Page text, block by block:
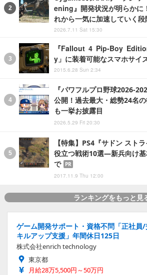
ening』開発状況が明らかに
れから一気に加速していく段
2026.7.11 Sat 15:30
『Fallout 4 Pip-Boy
y」に装着可能なスマホサイ
2015.6.28 Sun 2:34
『パワフルプロ野球2026-
公開！過去最大・総勢24名
も一挙お披露目
2026.5.29 Fri 20:30
【特集】PS4『サドン スト
役立つ戦術10選―新兵向け基
で
PR
2017.11.9 Thu 12:00
ランキングをもっと見
ゲーム開発サポート・資格不問「正社員
キルアップ支援」年間休日125日
株式会社enrich technology
東京都
月給28万5,500円～50万円